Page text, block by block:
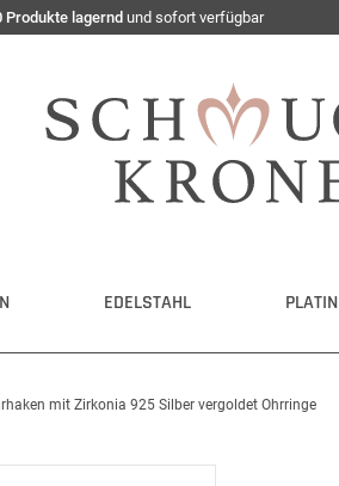
Produkte lagernd und sofort verfügbar
EDELSTAHL PLATIN
mit Zirkonia 925 Silber vergoldet Ohrringe